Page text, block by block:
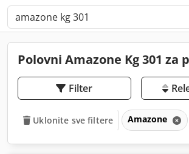
Polovni Amazone Kg 301 za
Filter
Uklonite sve filtere Amazone